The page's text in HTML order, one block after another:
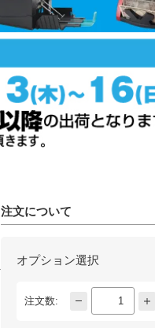
注文について
オプション選択
注文数: